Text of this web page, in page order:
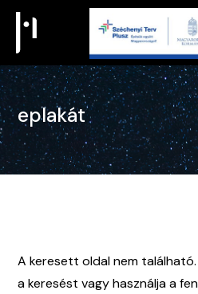
eplakát
A keresett oldal nem
a keresést vagy használja a